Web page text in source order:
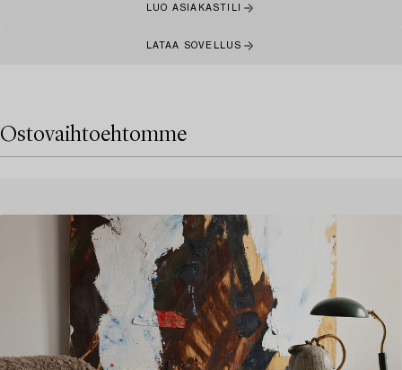
LUO ASIAKASTILI
LATAA SOVELLUS
Ostovaihtoehtomme